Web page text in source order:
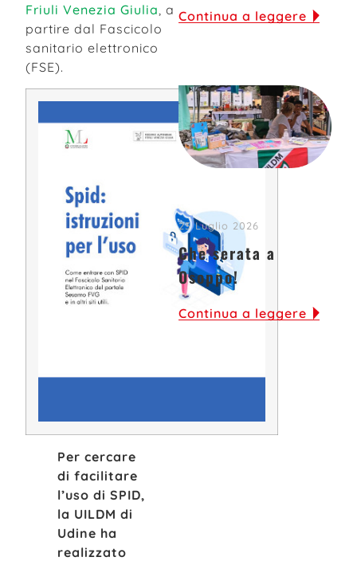
Friuli Venezia Giulia, a
partire dal Fascicolo
sanitario elettronico
(FSE).
Per cercare
di facilitare
l’uso di SPID,
la UILDM di
Udine ha
realizzato
Continua a leggere
23 Luglio 2026
Che serata a
Osoppo!
Continua a leggere